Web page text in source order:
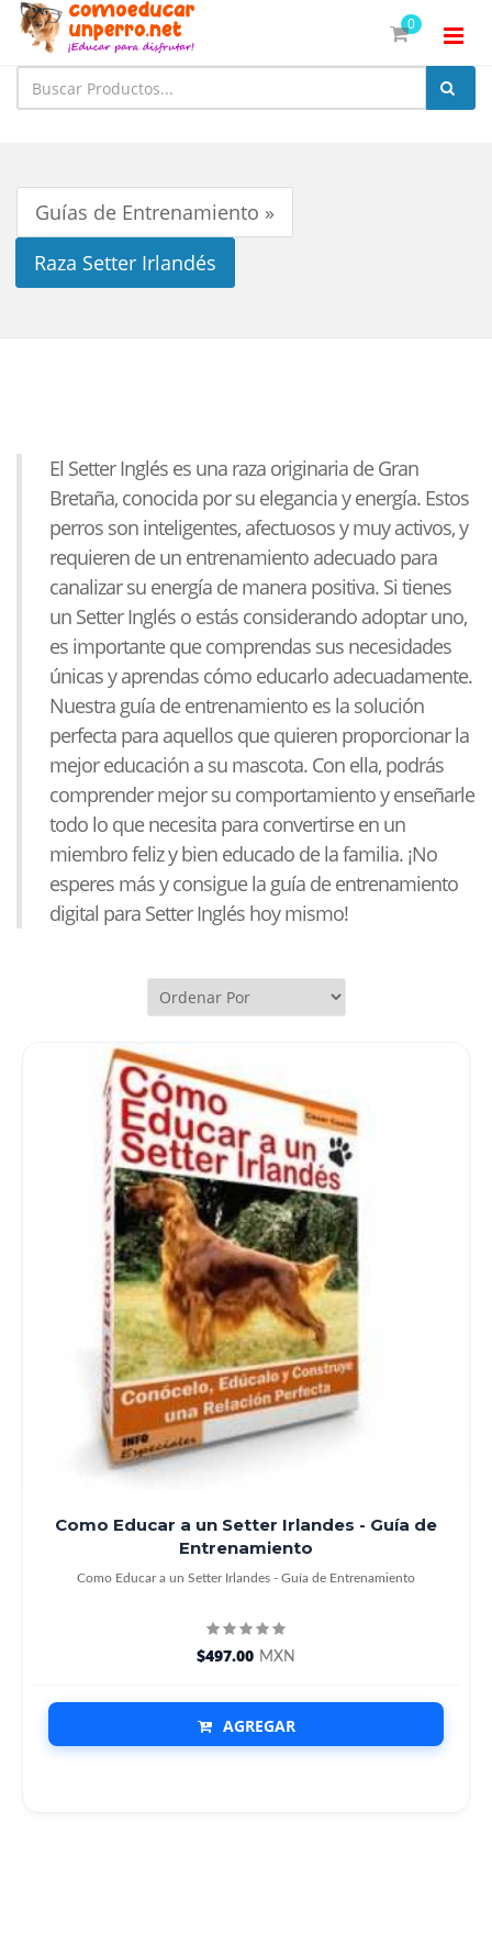
0
Guías de Entrenamiento »
Raza Setter Irlandés
El Setter Inglés es una raza originaria de Gran
Bretaña, conocida por su elegancia y energía. Estos
perros son inteligentes, afectuosos y muy activos, y
requieren de un entrenamiento adecuado para
canalizar su energía de manera positiva. Si tienes
un Setter Inglés o estás considerando adoptar uno,
es importante que comprendas sus necesidades
únicas y aprendas cómo educarlo adecuadamente.
Nuestra guía de entrenamiento es la solución
perfecta para aquellos que quieren proporcionar la
mejor educación a su mascota. Con ella, podrás
comprender mejor su comportamiento y enseñarle
todo lo que necesita para convertirse en un
miembro feliz y bien educado de la familia. ¡No
esperes más y consigue la guía de entrenamiento
digital para Setter Inglés hoy mismo!
Como Educar a un Setter Irlandes - Guía de
Entrenamiento
Como Educar a un Setter Irlandes - Guía de Entrenamiento
$497.00 MXN
AGREGAR